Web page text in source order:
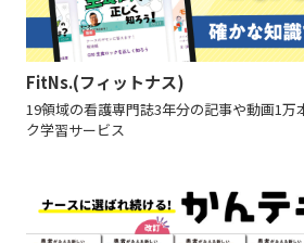
FitNs.(フィットナス)
19領域の看護専門誌3年分の記事や動画1万
ク学習サービス